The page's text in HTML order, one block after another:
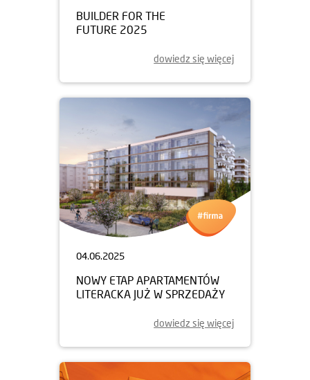
BUILDER FOR THE
FUTURE 2025
dowiedz się więcej
04.06.2025
NOWY ETAP APARTAMENTÓW
LITERACKA JUŻ W SPRZEDAŻY
dowiedz się więcej